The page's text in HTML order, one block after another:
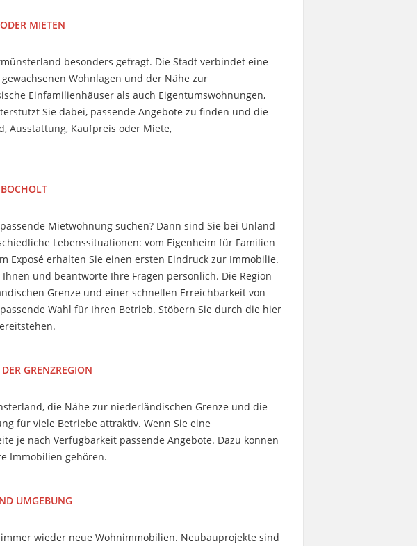
MIETEN
besonders gefragt. Die Stadt verbindet eine
Wohnlagen und der Nähe zur
Einfamilienhäuser als auch Eigentumswohnungen,
Sie dabei, passende Angebote zu finden und die
Ausstattung, Kaufpreis oder Miete,
Mietwohnung suchen? Dann sind Sie bei Unland
Lebenssituationen: vom Eigenheim für Familien
Exposé erhalten Sie einen ersten Eindruck zur Immobilie.
und beantworte Ihre Fragen persönlich. Die Region
Grenze und einer schnellen Erreichbarkeit von
Wahl für Ihren Betrieb. Stöbern Sie durch die hier
GRENZREGION
die Nähe zur niederländischen Grenze und die
für viele Betriebe attraktiv. Wenn Sie eine
je nach Verfügbarkeit passende Angebote. Dazu können
Immobilien gehören.
UMGEBUNG
wieder neue Wohnimmobilien. Neubauprojekte sind